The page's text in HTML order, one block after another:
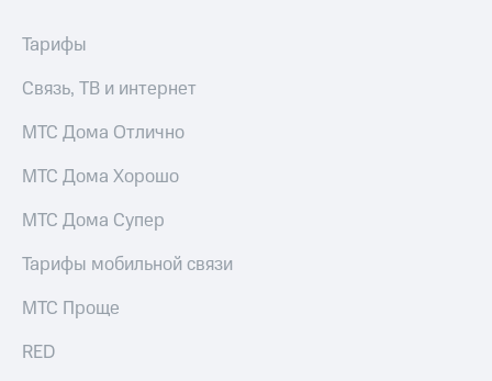
капитал
и
Рынок
Описание
Программа
Порядок
выкупа
Тарифы
Связь, ТВ и интернет
МТС Дома Отлично
МТС Дома Хорошо
МТС Дома Супер
Тарифы мобильной связи
МТС Проще
RED